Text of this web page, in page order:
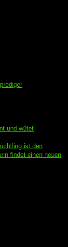
und wütet
ist den
findet einen neuen